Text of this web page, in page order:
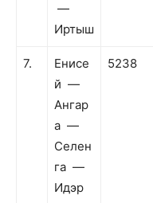
—
Иртыш
7.
Енисе
й —
Ангар
а —
Селен
га —
Идэр
5238